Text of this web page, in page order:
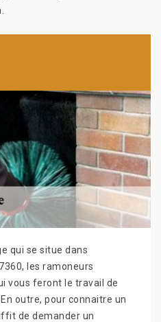
qui se situe dans
les ramoneurs
vous feront le travail de
outre, pour connaitre un
de demander un